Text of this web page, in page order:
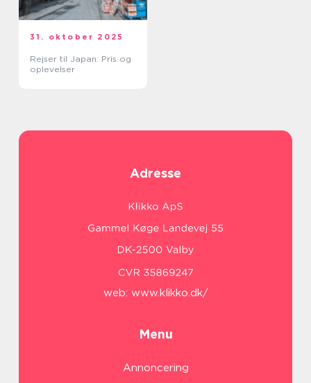
31. oktober 2025
Rejser til Japan: Pris og
oplevelser
Adresse
web: www.klikko.dk/
Menu
Annoncering